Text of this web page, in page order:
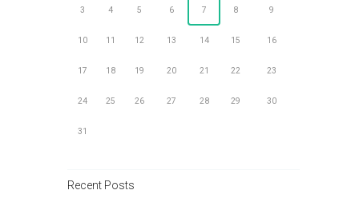
3 4 5 6 7 8 9
10 11 12 13 14 15 16
17 18 19 20 21 22 23
24 25 26 27 28 29 30
31
Recent Posts